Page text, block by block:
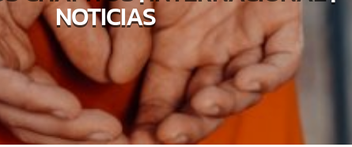
NOTICIAS